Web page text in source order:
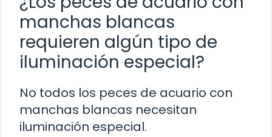
manchas blancas
requieren algún tipo de
iluminación especial?
No todos los peces de acuario con
manchas blancas necesitan
iluminación especial.